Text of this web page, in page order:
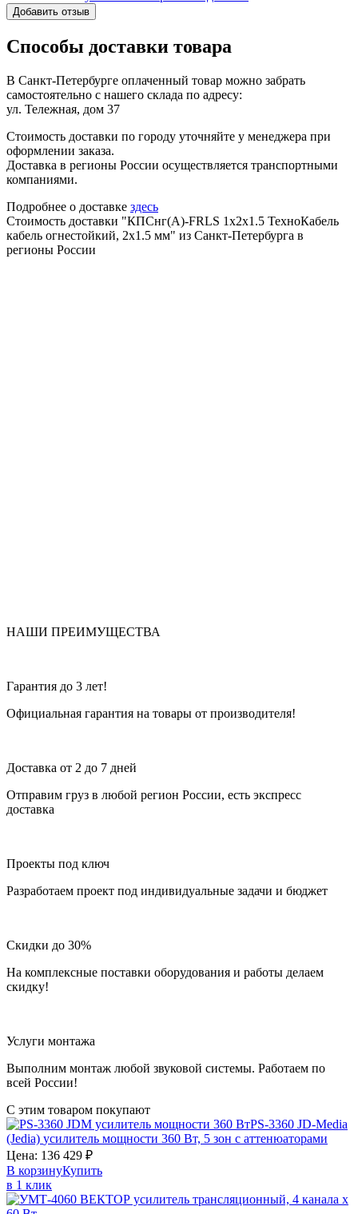
Добавить отзыв
Способы доставки товара
В Санкт-Петербурге оплаченный товар можно забрать
самостоятельно с нашего склада по адресу:
ул. Тележная, дом 37
Стоимость доставки по городу уточняйте у менеджера при
оформлении заказа.
Доставка в регионы России осуществляется транспортными
компаниями.
Подробнее о доставке здесь
Стоимость доставки "КПСнг(А)-FRLS 1х2х1.5 ТехноКабель
кабель огнестойкий, 2х1.5 мм" из Санкт-Петербурга в
регионы России
НАШИ ПРЕИМУЩЕСТВА
Гарантия до 3 лет!
Официальная гарантия на товары от производителя!
Доставка от 2 до 7 дней
Отправим груз в любой регион России, есть экспресс
доставка
Проекты под ключ
Разработаем проект под индивидуальные задачи и бюджет
Скидки до 30%
На комплексные поставки оборудования и работы делаем
скидку!
Услуги монтажа
Выполним монтаж любой звуковой системы. Работаем по
всей России!
С этим товаром покупают
PS-3360 JD-Media
(Jedia) усилитель мощности 360 Вт, 5 зон с аттенюаторами
Цена: 136 429 ₽
В корзинуКупить
в 1 клик